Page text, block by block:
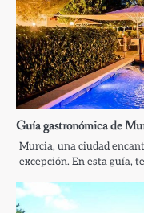
Guía gastronómica de
Murcia, una ciudad
excepción. En esta guía,